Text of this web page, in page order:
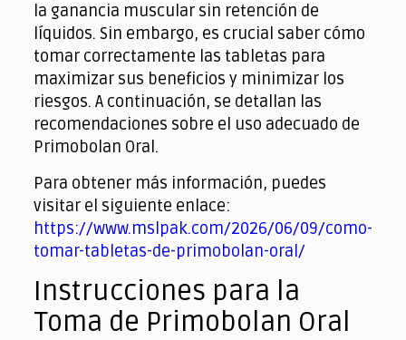
la ganancia muscular sin retención de
líquidos. Sin embargo, es crucial saber cómo
tomar correctamente las tabletas para
maximizar sus beneficios y minimizar los
riesgos. A continuación, se detallan las
recomendaciones sobre el uso adecuado de
Primobolan Oral.
Para obtener más información, puedes
visitar el siguiente enlace:
https://www.mslpak.com/2026/06/09/como-
tomar-tabletas-de-primobolan-oral/
Instrucciones para la
Toma de Primobolan Oral